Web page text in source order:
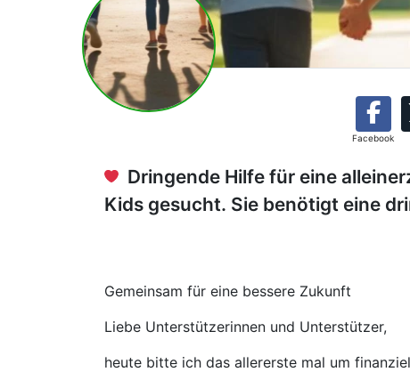
Facebook
Dringende Hilfe für eine
Kids gesucht. Sie benötigt eine
Gemeinsam für eine bessere Zukunft
Liebe Unterstützerinnen und Unterstützer,
heute bitte ich das allererste mal um